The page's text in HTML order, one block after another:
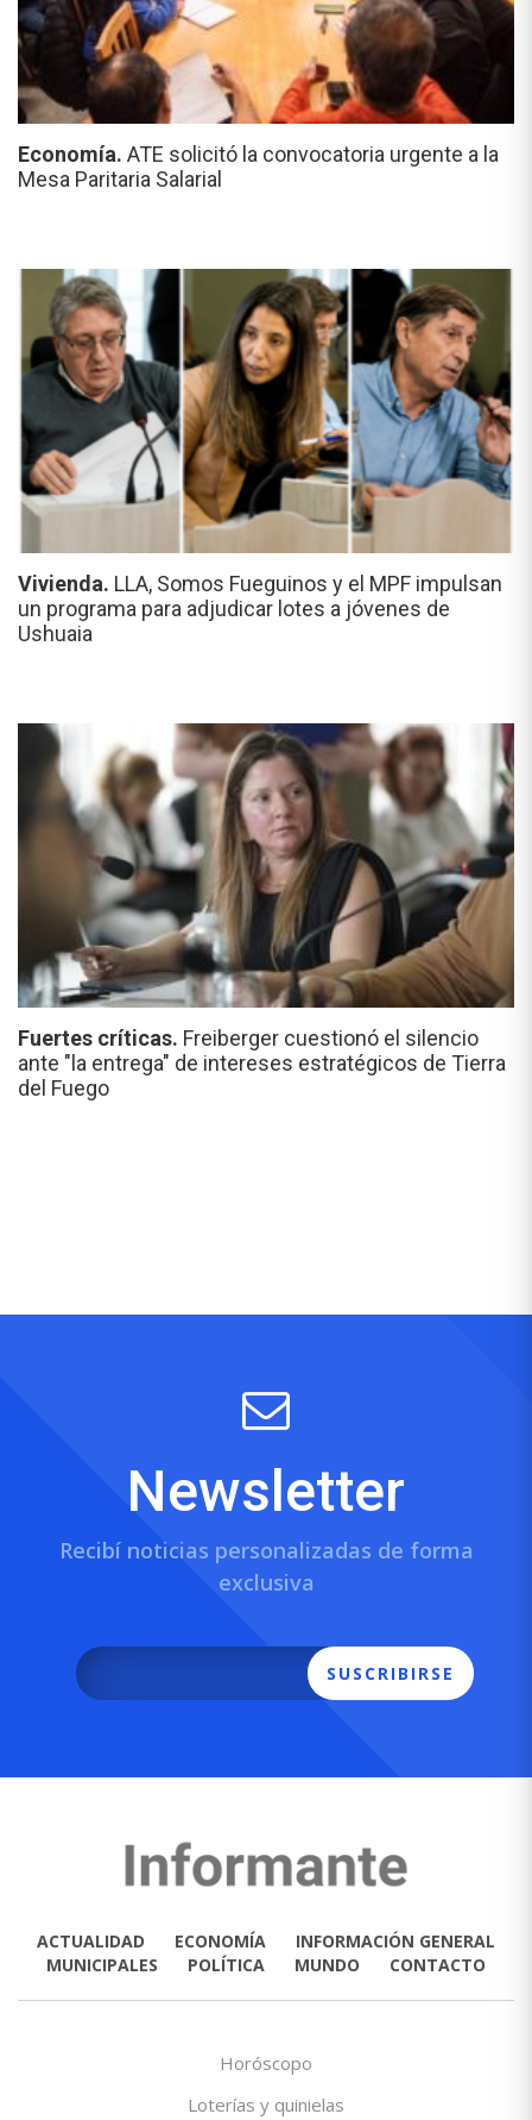
Economía. ATE solicitó la convocatoria urgente a la
Mesa Paritaria Salarial
Vivienda. LLA, Somos Fueguinos y el MPF impulsan
un programa para adjudicar lotes a jóvenes de
Ushuaia
Fuertes críticas. Freiberger cuestionó el silencio
ante "la entrega" de intereses estratégicos de Tierra
del Fuego
Newsletter
Recibí noticias personalizadas de forma
exclusiva
SUSCRIBIRSE
ACTUALIDAD ECONOMÍA
INFORMACIÓN GENERAL
MUNICIPALES
POLÍTICA MUNDO CONTACTO
Horóscopo
Loterías y quinielas